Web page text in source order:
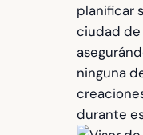
planificar
ciudad de
ninguna
durante